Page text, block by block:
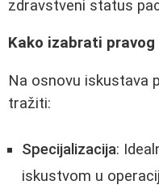
zdravstveni status
Kako izabrati pravog
Na osnovu iskustava
tražiti:
Specijalizacija:
iskustvom u